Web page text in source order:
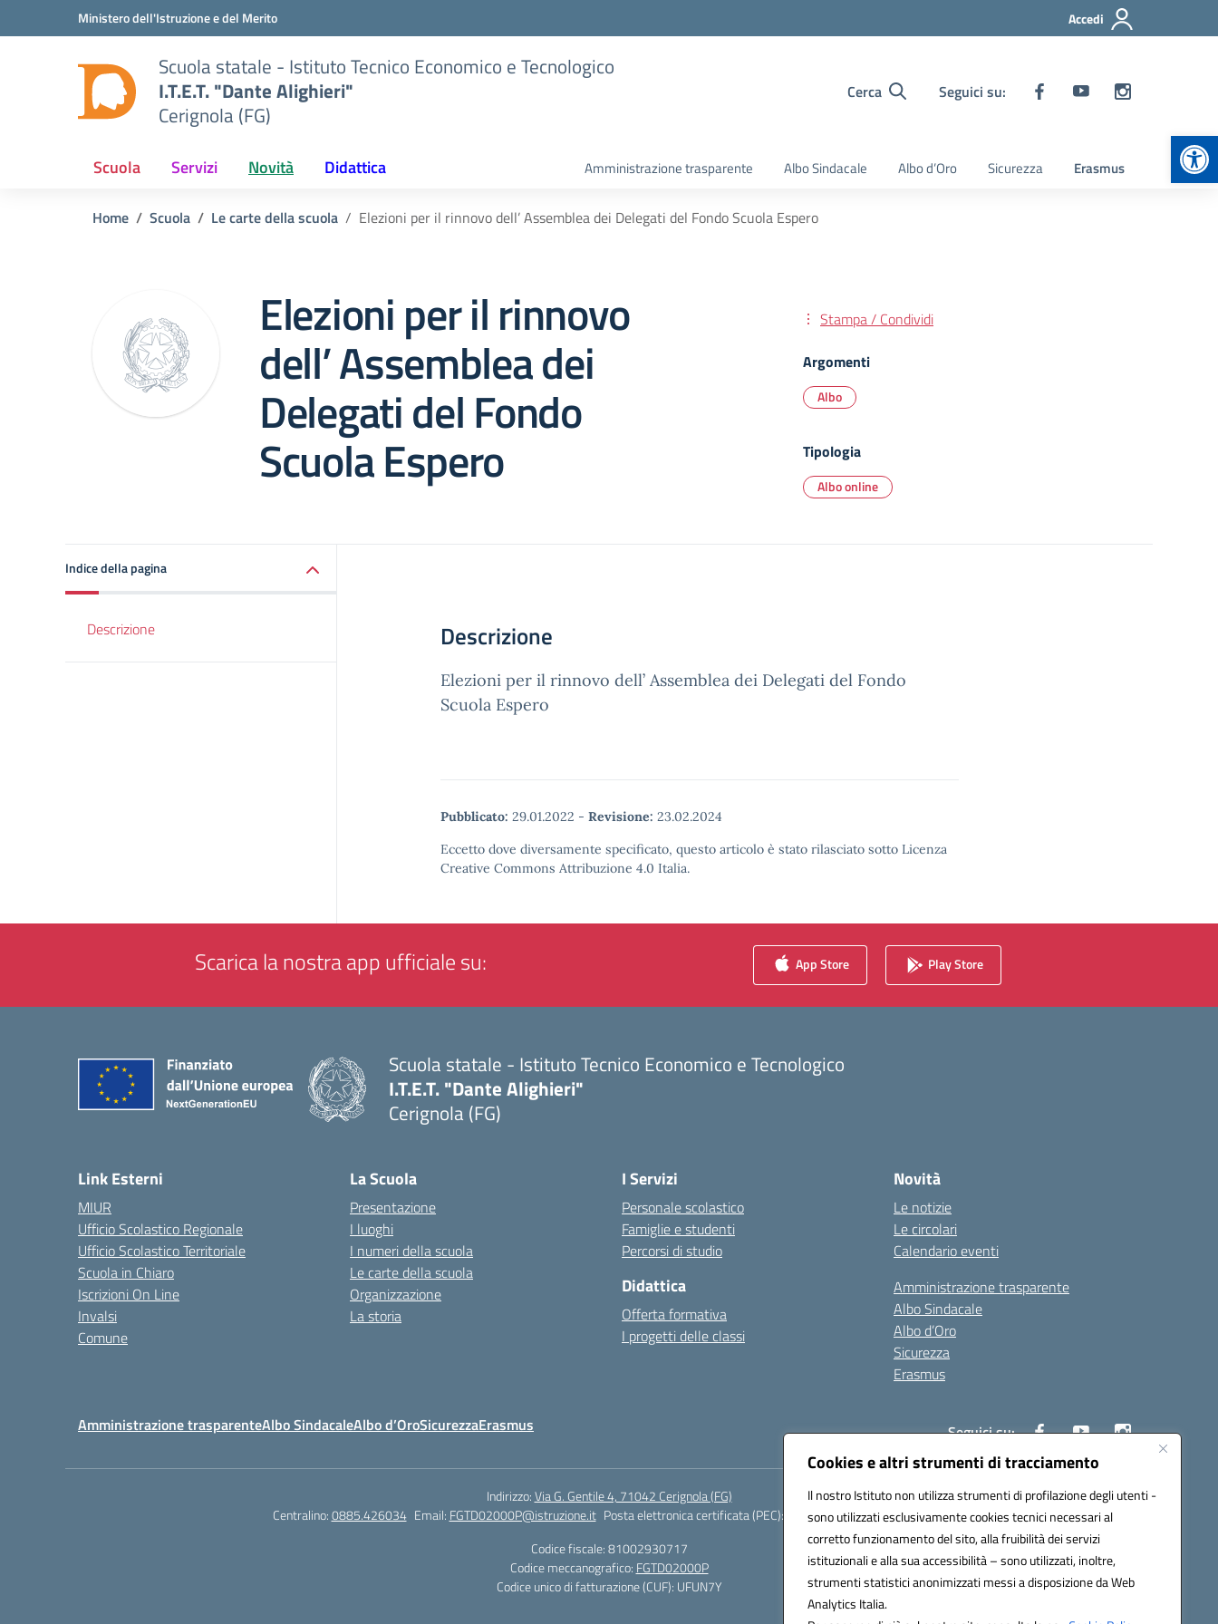
Cookies e altri strumenti di tracciamento
Il nostro Istituto non utilizza strumenti di profilazione degli utenti -
sono utilizzati esclusivamente cookies tecnici necessari al
corretto funzionamento del sito, alla fruibilità dei servizi
istituzionali e alla sua accessibilità – sono utilizzati, inoltre,
strumenti statistici anonimizzati messi a disposizione da Web
Analytics Italia.
Vai ai contenuti
Vai al menu di navigazioneMinistero dell'Istruzione e del Merito Accedi
Scuola statale - Istituto Tecnico Economico e Tecnologico
I.T.E.T. "Dante Alighieri"
Cerignola (FG)
Cerca Seguici su:
Scuola Servizi Novità Didattica Amministrazione trasparente Albo Sindacale Albo d’Oro Sicurezza Erasmus
Home Scuola Le carte della scuola Elezioni per il rinnovo dell’ Assemblea dei Delegati del Fondo Scuola Espero
Elezioni per il rinnovo
dell’ Assemblea dei
Delegati del Fondo
Scuola Espero
Stampa / Condividi
Argomenti
Albo
Tipologia
Albo online
Indice della pagina
Descrizione Descrizione
Elezioni per il rinnovo dell’ Assemblea dei Delegati del Fondo
Scuola Espero
Pubblicato: 29.01.2022 - Revisione: 23.02.2024
Eccetto dove diversamente specificato, questo articolo è stato rilasciato sotto Licenza
Creative Commons Attribuzione 4.0 Italia.
Scarica la nostra app ufficiale su: App Store Play Store
Scuola statale - Istituto Tecnico Economico e Tecnologico
I.T.E.T. "Dante Alighieri"
Cerignola (FG)
Link Esterni
MIUR
Ufficio Scolastico Regionale
Ufficio Scolastico Territoriale
Scuola in Chiaro
Iscrizioni On Line
Invalsi
Comune
La Scuola
Presentazione
I luoghi
I numeri della scuola
Le carte della scuola
Organizzazione
La storia
I Servizi
Personale scolastico
Famiglie e studenti
Percorsi di studio
Didattica
Offerta formativa
I progetti delle classi
Novità
Le notizie
Le circolari
Calendario eventi
Amministrazione trasparente
Albo Sindacale
Albo d’Oro
Sicurezza
Erasmus
Amministrazione trasparenteAlbo SindacaleAlbo d’OroSicurezzaErasmus Seguici su:
Indirizzo:Via G. Gentile 4, 71042 Cerignola (FG)
Centralino:0885.426034 Email: FGTD02000P@istruzione.it Posta elettronica certificata (PEC):
fgtd02000p@pec.istruzione.it
Codice fiscale: 81002930717
Codice meccanografico: FGTD02000P
Codice unico di fatturazione (CUF): UFUN7Y